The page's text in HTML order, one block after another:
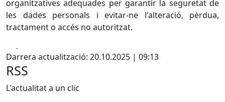
organitzatives adequades per garantir la seguretat de
les dades personals i evitar-ne l'alteració, pèrdua,
tractament o accés no autoritzat.
Darrera actualització: 20.10.2025 | 09:13
RSS
L'actualitat a un clic